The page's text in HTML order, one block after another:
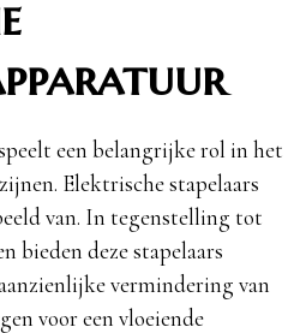
een belangrijke rol in het
Elektrische stapelaars
van. In tegenstelling tot
bieden deze stapelaars
vermindering van
voor een vloeiende